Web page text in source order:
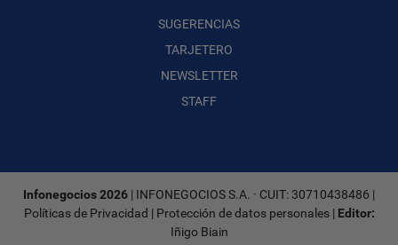
SUGERENCIAS
TARJETERO
NEWSLETTER
STAFF
Infonegocios 2026 | INFONEGOCIOS S.A. · CUIT: 30710438486 |
Políticas de Privacidad | Protección de datos personales| Editor:
Iñigo Biain